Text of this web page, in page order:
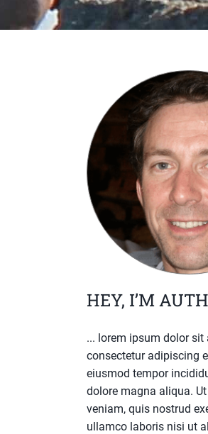
HEY, I’M
... lorem ipsum dolor sit
consectetur adipiscing
eiusmod tempor
dolore magna aliqua.
veniam, quis nostrud
ullamco laboris nisi ut